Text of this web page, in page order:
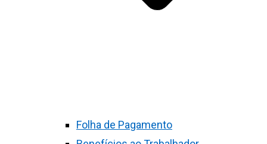
Folha de Pagamento